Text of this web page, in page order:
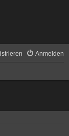
Anmelden